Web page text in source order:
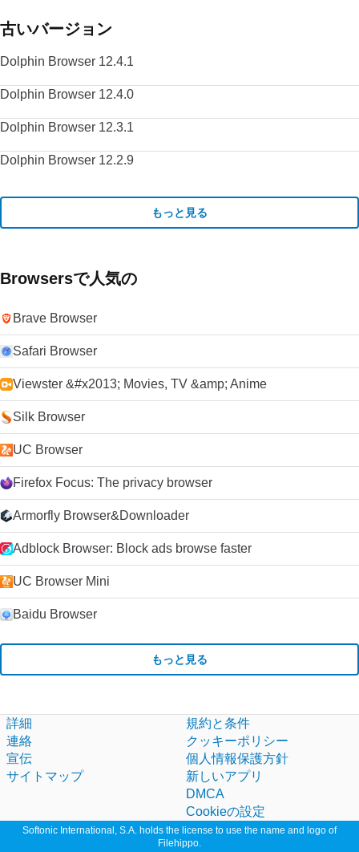
古いバージョン
Dolphin Browser 12.4.1
Dolphin Browser 12.4.0
Dolphin Browser 12.3.1
Dolphin Browser 12.2.9
もっと見る
Browsersで人気の
Brave Browser
Safari Browser
Viewster &#x2013; Movies, TV &amp; Anime
Silk Browser
UC Browser
Firefox Focus: The privacy browser
Armorfly Browser&Downloader
Adblock Browser: Block ads browse faster
UC Browser Mini
Baidu Browser
もっと見る
詳細
連絡
宣伝
サイトマップ
規約と条件
クッキーポリシー
個人情報保護方針
新しいアプリ
DMCA
Cookieの設定
Softonic International, S.A. holds the license to use the name and logo of
Filehippo.